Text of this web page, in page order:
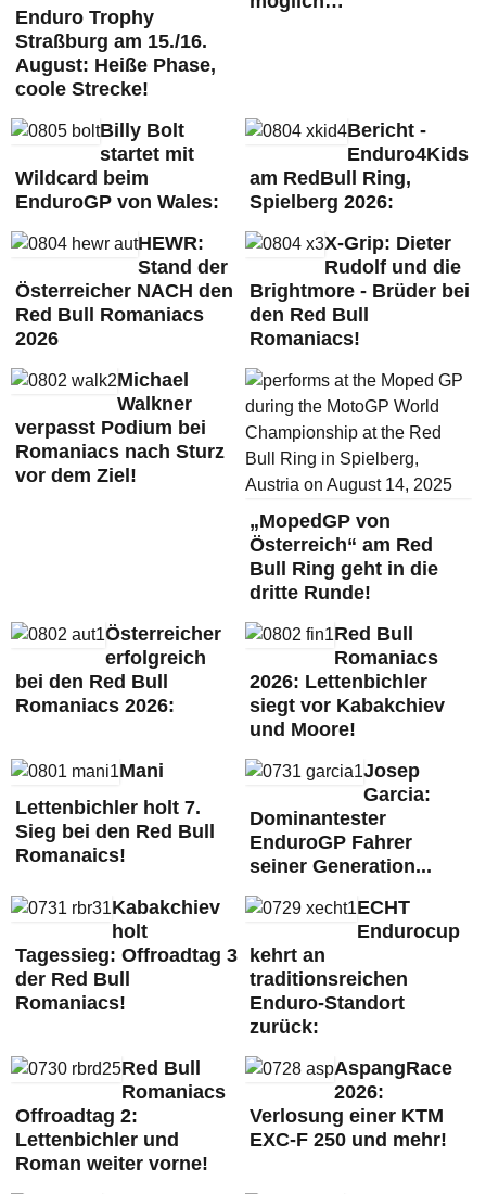
Enduro Trophy
Straßburg am 15./16.
August: Heiße Phase,
coole Strecke!
Billy Bolt
startet mit
Wildcard beim
EnduroGP von Wales:
Bericht -
Enduro4Kids
am RedBull Ring,
Spielberg 2026:
HEWR:
Stand der
Österreicher NACH den
Red Bull Romaniacs
2026
X-Grip: Dieter
Rudolf und die
Brightmore - Brüder bei
den Red Bull
Romaniacs!
Michael
Walkner
verpasst Podium bei
Romaniacs nach Sturz
vor dem Ziel!
„MopedGP von
Österreich“ am Red
Bull Ring geht in die
dritte Runde!
Österreicher
erfolgreich
bei den Red Bull
Romaniacs 2026:
Red Bull
Romaniacs
2026: Lettenbichler
siegt vor Kabakchiev
und Moore!
Mani
Lettenbichler holt 7.
Sieg bei den Red Bull
Romanaics!
Josep
Garcia:
Dominantester
EnduroGP Fahrer
seiner Generation...
Kabakchiev
holt
Tagessieg: Offroadtag 3
der Red Bull
Romaniacs!
ECHT
Endurocup
kehrt an
traditionsreichen
Enduro-Standort
zurück:
Red Bull
Romaniacs
Offroadtag 2:
Lettenbichler und
Roman weiter vorne!
AspangRace
2026:
Verlosung einer KTM
EXC-F 250 und mehr!